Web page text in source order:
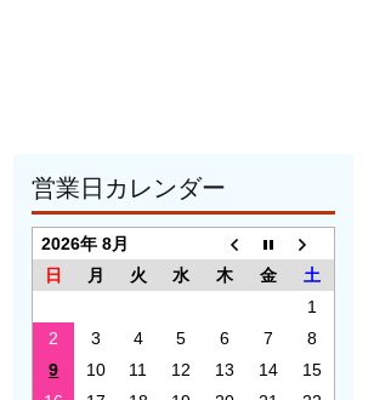
営業日カレンダー
2026年 8月
日
月 火 水 木 金
土
1
2
3 4 5 6 7
8
9
10 11 12 13 14
15